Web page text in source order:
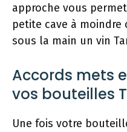
approche vous
petite cave à
sous la main un vin
Accords mets
vos bouteilles
Une fois votre